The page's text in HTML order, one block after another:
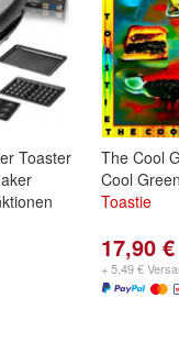
Toaster
The Cool
Cool
Toastie
17,90 €
+ 5,49 €